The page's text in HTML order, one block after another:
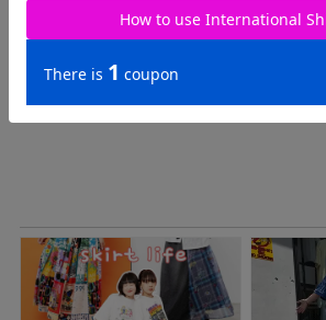
※実測値のため、多少の誤差はご容赦くだ
※商品カラーはできる限り再現するように
ニターやブラウザ等によって 実際の商品と
ざいます。
あらかじめご了承くださいませ。